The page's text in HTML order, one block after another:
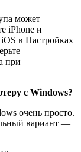
может
iPhone и
в Настройках
при
с Windows?
очень просто.
вариант —